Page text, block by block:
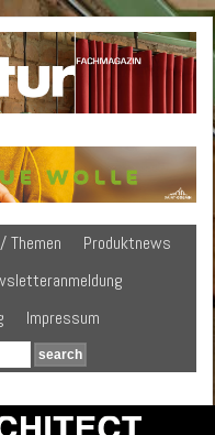
Themen
Produktnews
Impressum